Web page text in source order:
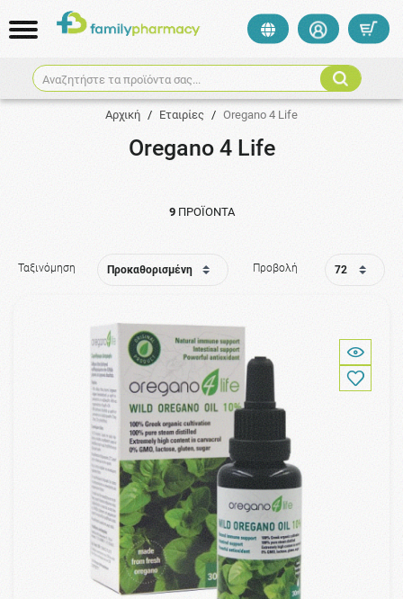
Αναζητήστε τα προϊόντα σας...
Αρχική / Εταιρίες / Oregano 4 Life
Oregano 4 Life
9ΠΡΟΪΌΝΤΑ
Ταξινόμηση Προβολή